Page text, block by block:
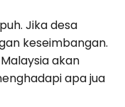
Jika desa
keseimbangan.
akan
apa jua